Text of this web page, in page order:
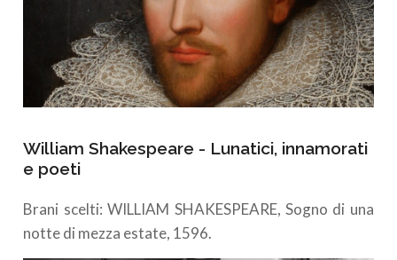
William Shakespeare - Lunatici, innamorati
e poeti
Brani scelti: WILLIAM SHAKESPEARE, Sogno di una
notte di mezza estate, 1596.